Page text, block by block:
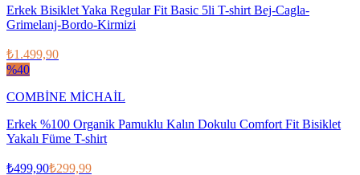
Erkek Bisiklet Yaka Regular Fit Basic 5li T-shirt Bej-Cagla-
Grimelanj-Bordo-Kirmizi
₺1.499,90
%40
COMBİNE MİCHAİL
Erkek %100 Organik Pamuklu Kalın Dokulu Comfort Fit Bisiklet
Yakalı Füme T-shirt
₺499,90₺299,99